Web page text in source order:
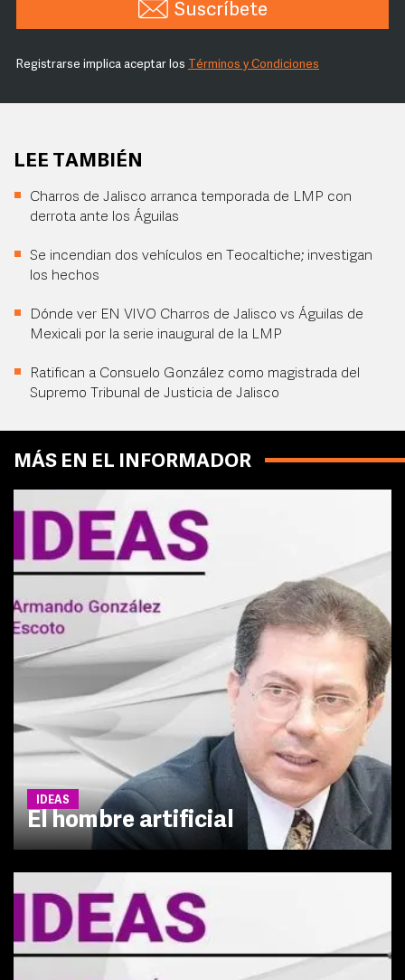
Suscríbete
Registrarse implica aceptar los Términos y Condiciones
LEE TAMBIÉN
Charros de Jalisco arranca temporada de LMP con
derrota ante los Águilas
Se incendian dos vehículos en Teocaltiche; investigan
los hechos
Dónde ver EN VIVO Charros de Jalisco vs Águilas de
Mexicali por la serie inaugural de la LMP
Ratifican a Consuelo González como magistrada del
Supremo Tribunal de Justicia de Jalisco
MÁS EN EL INFORMADOR
IDEAS
El hombre artificial